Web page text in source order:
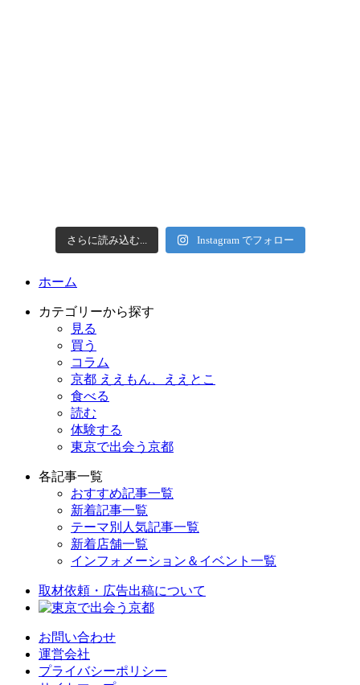
さらに読み込む... Instagram でフォロー
ホーム
カテゴリーから探す
見る
買う
コラム
京都 ええもん、ええとこ
食べる
読む
体験する
東京で出会う京都
各記事一覧
おすすめ記事一覧
新着記事一覧
テーマ別人気記事一覧
新着店舗一覧
インフォメーション＆イベント一覧
取材依頼・広告出稿について
お問い合わせ
運営会社
プライバシーポリシー